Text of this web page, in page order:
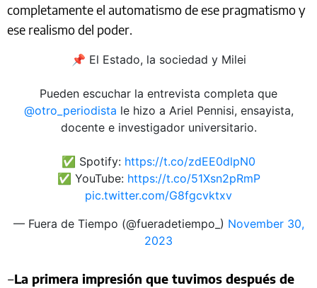
completamente el automatismo de ese pragmatismo y
ese realismo del poder.
📌 El Estado, la sociedad y Milei
Pueden escuchar la entrevista completa que
@otro_periodista le hizo a Ariel Pennisi, ensayista,
docente e investigador universitario.
✅ Spotify: https://t.co/zdEE0dlpN0
✅ YouTube: https://t.co/51Xsn2pRmP
pic.twitter.com/G8fgcvktxv
— Fuera de Tiempo (@fueradetiempo_) November 30,
2023
‒La primera impresión que tuvimos después de